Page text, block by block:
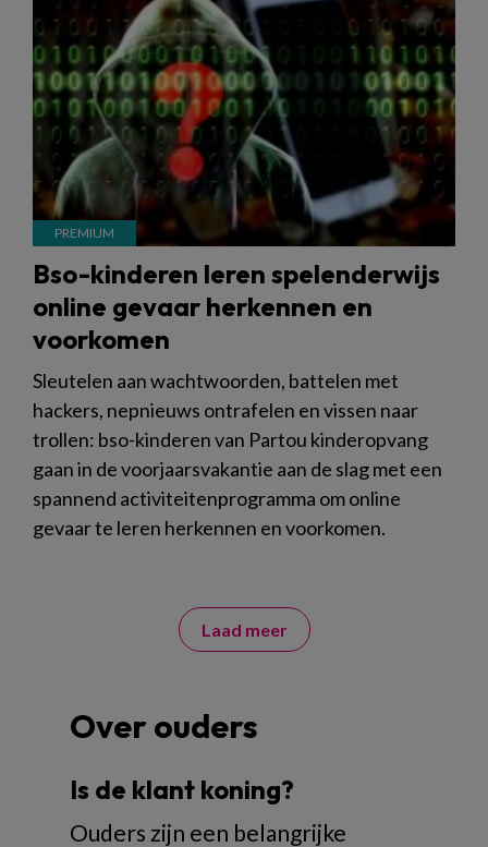
Bso-kinderen leren spelenderwijs
online gevaar herkennen en
voorkomen
Sleutelen aan wachtwoorden, battelen met
hackers, nepnieuws ontrafelen en vissen naar
trollen: bso-kinderen van Partou kinderopvang
gaan in de voorjaarsvakantie aan de slag met een
spannend activiteitenprogramma om online
gevaar te leren herkennen en voorkomen.
Laad meer
Over ouders
Is de klant koning?
Ouders zijn een belangrijke